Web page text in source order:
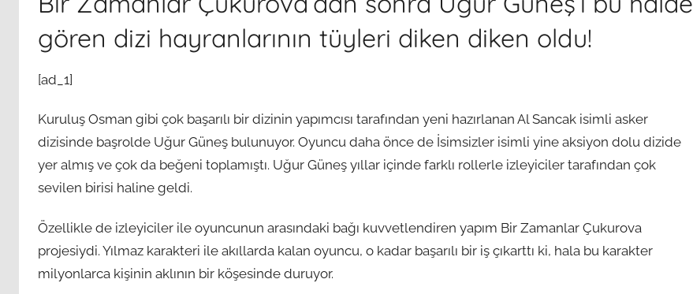
gören dizi hayranlarının tüyleri diken diken oldu!
[ad_1]
Kuruluş Osman gibi çok başarılı bir dizinin yapımcısı tarafından yeni hazırlanan Al Sancak isimli asker
dizisinde başrolde Uğur Güneş bulunuyor. Oyuncu daha önce de İsimsizler isimli yine aksiyon dolu dizide
yer almış ve çok da beğeni toplamıştı. Uğur Güneş yıllar içinde farklı rollerle izleyiciler tarafından çok
sevilen birisi haline geldi.
Özellikle de izleyiciler ile oyuncunun arasındaki bağı kuvvetlendiren yapım Bir Zamanlar Çukurova
projesiydi. Yılmaz karakteri ile akıllarda kalan oyuncu, o kadar başarılı bir iş çıkarttı ki, hala bu karakter
milyonlarca kişinin aklının bir köşesinde duruyor.